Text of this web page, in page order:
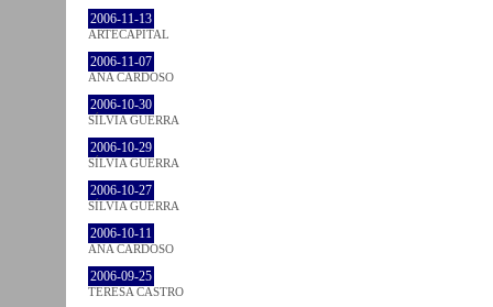
2006-11-13
ARTECAPITAL
2006-11-07
ANA CARDOSO
2006-10-30
SÍLVIA GUERRA
2006-10-29
SÍLVIA GUERRA
2006-10-27
SÍLVIA GUERRA
2006-10-11
ANA CARDOSO
2006-09-25
TERESA CASTRO